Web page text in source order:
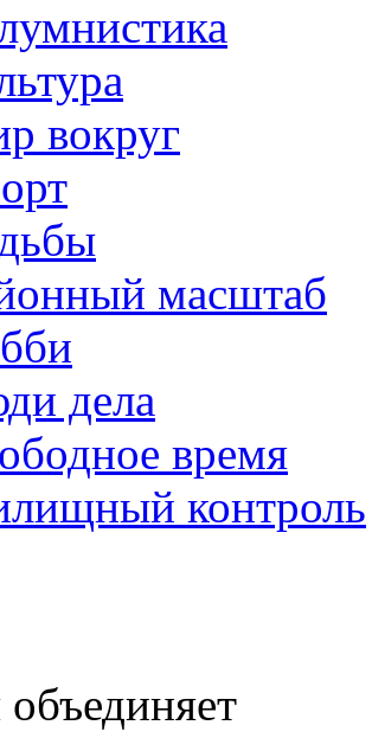
вокруг
масштаб
дела
время
контроль
объединяет